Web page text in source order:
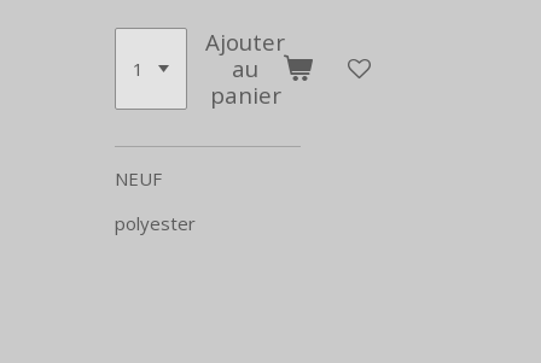
Ajouter
au
panier
NEUF
polyester